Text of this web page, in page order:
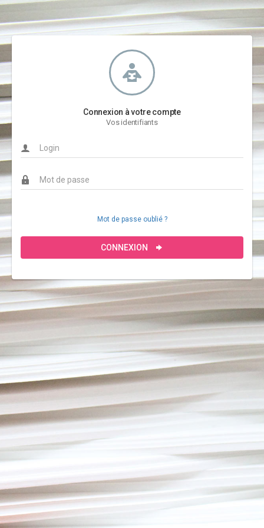
Connexion à votre compte
Vos identifiants
Mot de passe oublié ?
CONNEXION